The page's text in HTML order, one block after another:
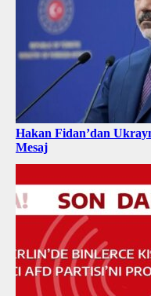
Hakan Fidan’dan
Mesaj